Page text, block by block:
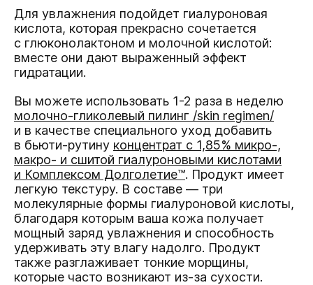
Для увлажнения подойдет гиалуроновая
кислота, которая прекрасно сочетается
с глюконолактоном и молочной кислотой:
вместе они дают выраженный эффект
гидратации.
Вы можете использовать 1-2 раза в неделю
молочно-гликолевый пилинг /skin regimen/
и в качестве специального уход добавить
в бьюти-рутину концентрат с 1,85% микро-,
макро- и сшитой гиалуроновыми кислотами
и Комплексом Долголетие™. Продукт имеет
легкую текстуру. В составе — три
молекулярные формы гиалуроновой кислоты,
благодаря которым ваша кожа получает
мощный заряд увлажнения и способность
удерживать эту влагу надолго. Продукт
также разглаживает тонкие морщины,
которые часто возникают из-за сухости.